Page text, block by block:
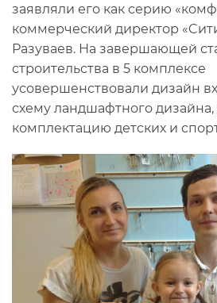
заявляли его как серию
коммерческий директор
Разуваев. На завершающей
строительства в 5 комплексе
усовершенствовали дизайн
схему ландшафтного
комплектацию детских и